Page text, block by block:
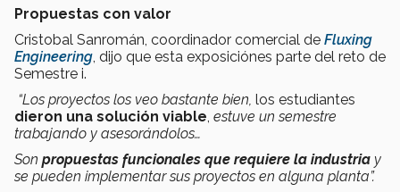
Propuestas con valor
Cristobal Sanromán, coordinador comercial de Fluxing
Engineering , dijo que esta exposiciónes parte del reto de
Semestre i.
“Los proyectos los veo bastante bien, los estudiantes
dieron una solución viable estuve un semestre
trabajando y asesorándolos…
Son propuestas funcionales que requiere la industria y
se pueden implementar sus proyectos en alguna planta”.